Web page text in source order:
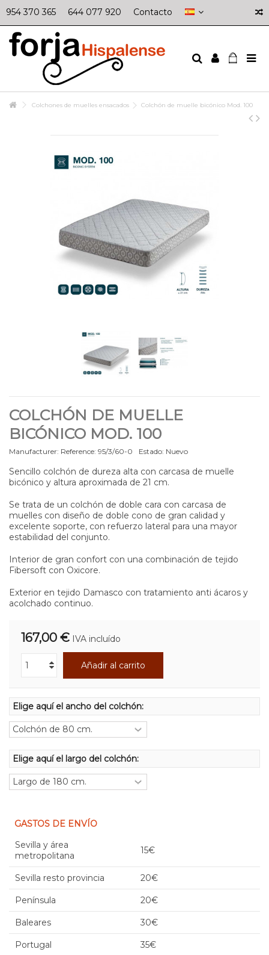
954 370 365 644 077 920 Contacto
Colchones de muelles ensacados Colchón de muelle bicónico Mod. 100
COLCHÓN DE MUELLE
BICÓNICO MOD. 100
Manufacturer: Reference: 95/3/60-0 Estado: Nuevo
Sencillo colchón de dureza alta con carcasa de muelle
bicónico y altura aproximada de 21 cm.
Se trata de un colchón de doble cara con carcasa de
muelles con diseño de doble cono de gran calidad y
excelente soporte, con refuerzo lateral para una mayor
estabilidad del conjunto.
Interior de gran confort con una combinación de tejido
Fibersoft con Oxicore.
Exterior en tejido Damasco con tratamiento anti ácaros y
acolchado continuo.
167,00 € IVA incluído
Añadir al carrito
Elige aquí el ancho del colchón:
Elige aquí el largo del colchón:
GASTOS DE ENVÍO
Sevilla y área
metropolitana
15€
Sevilla resto provincia 20€
Península 20€
Baleares 30€
Portugal 35€